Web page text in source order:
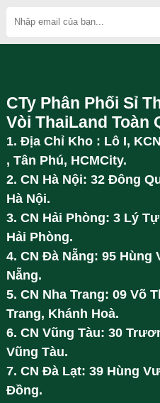
CTy Phân Phối Sỉ
Vòi ThaiLand Toàn
1. Địa Chỉ Kho : Lô I,
, Tân Phú, HCMCity.
2. CN Hà Nội: 32 Đông
Hà Nội.
3. CN Hải Phòng: 3 Lý
Hải Phòng.
4. CN Đà Nẵng: 95 Hùng
Nẵng.
5. CN Nha Trang: 09 Võ
Trang, Khánh Hoà.
6. CN Vũng Tàu: 30
Vũng Tàu.
7. CN Đà Lạt: 39 Hùng
Đồng.